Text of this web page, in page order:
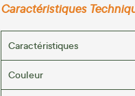
Caractéristiques
Caractéristiques
Couleur